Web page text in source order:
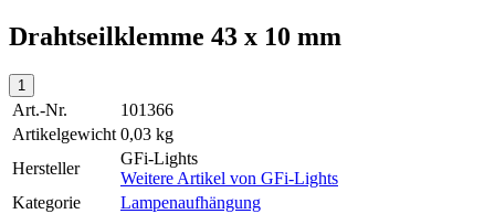
Drahtseilklemme 43 x 10 mm
Art.-Nr.
101366
Artikelgewicht 0,03 kg
Hersteller
GFi-Lights
Weitere Artikel von GFi-Lights
Kategorie
Lampenaufhängung